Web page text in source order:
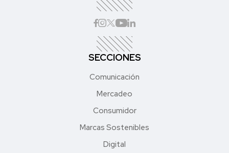
SECCIONES
Comunicación
Mercadeo
Consumidor
Marcas Sostenibles
Digital